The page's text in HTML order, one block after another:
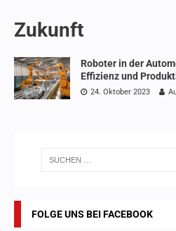
Zukunft
Roboter in der
Effizienz und
24. Oktober 2023
FOLGE UNS BEI FACEBOOK